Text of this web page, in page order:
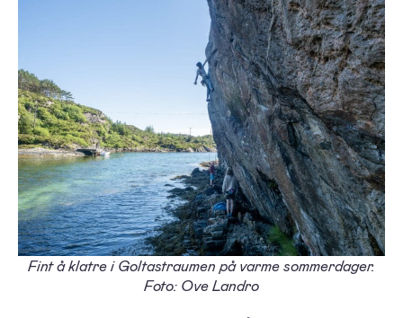
Fint å klatre i Goltastraumen på varme sommerdager.
Foto: Ove Landro